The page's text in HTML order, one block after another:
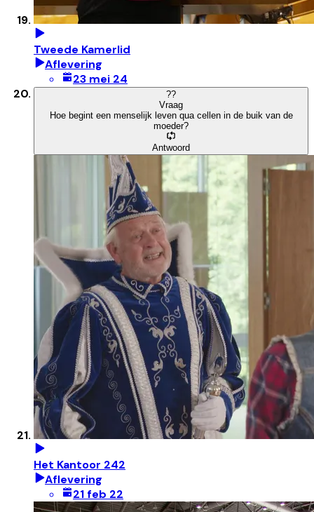
Tweede Kamerlid
Aflevering
23 mei 24
??
Vraag
Hoe begint een menselijk leven qua cellen in de buik van de
moeder?
Antwoord
Het Kantoor 242
Aflevering
21 feb 22